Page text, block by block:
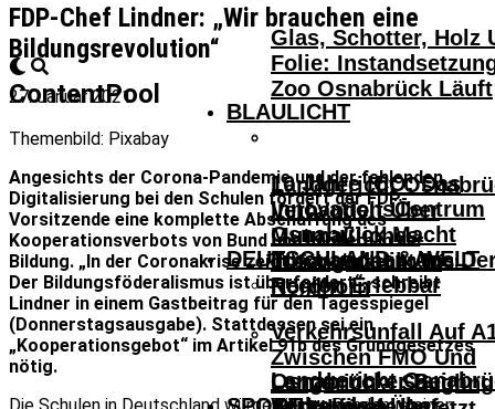
ContentPool
Glas, Schotter, Holz
Folie:
Zoo Osnabrück Läuft
10 Jahre ICO: Das
InnovationsCentrum
Osnabrück Macht
Innovationen Aus
Region Erlebbar
Landgericht
BLAULICHT
Landgericht
Verhandelt Über
Mutmaßliches
Tötungsdelikt In
Nordhorn
Osnabrücker Beim
DEUTSCHLAND & WELT
Verkehrsunfall Auf
Zwischen FMO Und
Lengerich –
FDP-Chef Lindner: „Wir brauchen eine
Bildungsrevolution“
27. Januar 2021
Themenbild: Pixabay
Angesichts der Corona-Pandemie und der fehlenden
Digitalisierung bei den Schulen fordert der FDP-
Vorsitzende eine komplette Abschaffung des
Kooperationsverbots von Bund und Ländern in der
Bildung. „In der Coronakrise zeigt sich jetzt endgültig:
Der Bildungsföderalismus ist überfordert“, schreibt
Lindner in einem Gastbeitrag für den Tagesspiegel
(Donnerstagsausgabe). Stattdessen sei ein
„Kooperationsgebot“ im Artikel 91b des Grundgesetzes
nötig.
Die Schulen in Deutschland würden in der Pandemie einen